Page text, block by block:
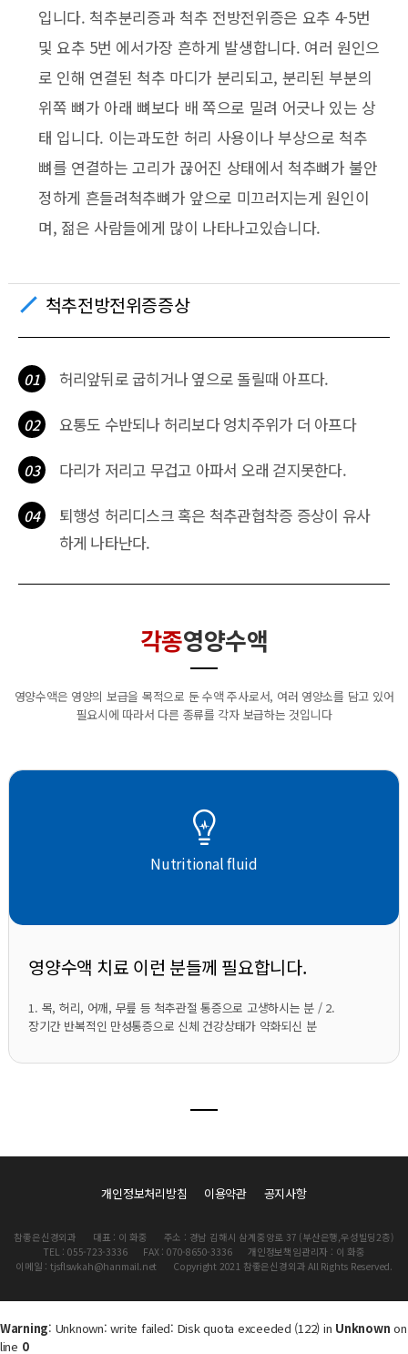
입니다. 척추분리증과 척추 전방전위증은 요추 4-5번
및 요추 5번 에서가장 흔하게 발생합니다. 여러 원인으
로 인해 연결된 척추 마디가 분리되고, 분리된 부분의
위쪽 뼈가 아래 뼈보다 배 쪽으로 밀려 어긋나 있는 상
태 입니다. 이는과도한 허리 사용이나 부상으로 척추
뼈를 연결하는 고리가 끊어진 상태에서 척추뼈가 불안
정하게 흔들려척추뼈가 앞으로 미끄러지는게 원인이
며, 젊은 사람들에게 많이 나타나고있습니다.
척추전방전위증증상
01 허리앞뒤로 굽히거나 옆으로 돌릴때 아프다.
02 요통도 수반되나 허리보다 엉치주위가 더 아프다
03 다리가 저리고 무겁고 아파서 오래 걷지못한다.
04
퇴행성 허리디스크 혹은 척추관협착증 증상이 유사
하게 나타난다.
각종영양수액
영양수액은 영양의 보급을 목적으로 둔 수액 주사로서, 여러 영양소를 담고 있어
필요시에 따라서 다른 종류를 각자 보급하는 것입니다
Nutritional fluid
영양수액 치료 이런 분들께 필요합니다.
1. 목, 허리, 어깨, 무릎 등 척추관절 통증으로 고생하시는 분 / 2.
장기간 반복적인 만성통증으로 신체 건강상태가 약화되신 분
개인정보처리방침 이용약관 공지사항
참좋은신경외과 대표 : 이 화중
주소 : 경남 김해시 삼계중앙로 37 (부산은행,우성빌딩2층)
TEL : 055-723-3336
FAX : 070-8650-3336
개인정보책임관리자 : 이 화중
이메일 : tjsflswkah@hanmail.net
Copyright 2021 참좋은신경외과 All Rights Reserved.
Warning: Unknown: write failed: Disk quota exceeded (122) in Unknown on
line 0